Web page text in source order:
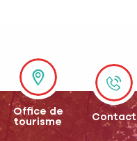
Office de
tourisme
Contact